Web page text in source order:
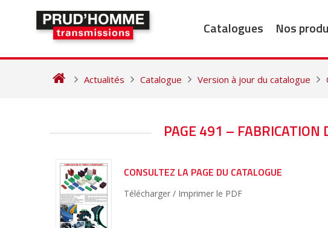
Catalogues Nos
Actualités Catalogue Version à jour du catalogue
PAGE 491 – FABRICATION
CONSULTEZ LA PAGE DU CATALOGUE
Télécharger / Imprimer le PDF
L’ARTICLE